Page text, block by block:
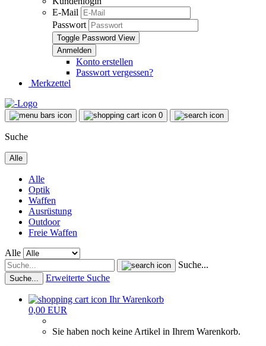
E-Mail
Passwort
Toggle Password View
Konto erstellen
Passwort vergessen?
Merkzettel
0
Suche
Alle
Alle
Optik
Waffen
Ausrüstung
Outdoor
Freie Waffen
Alle
Suche...
Suche... Erweiterte Suche
Ihr Warenkorb
0,00 EUR
Sie haben noch keine Artikel in Ihrem Warenkorb.